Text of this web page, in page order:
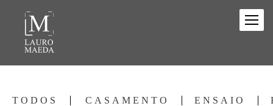
TODOS CASAMENTO ENSAIO